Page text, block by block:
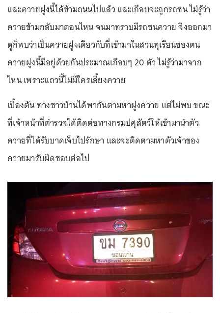
และควายฝูงนี้ได้ข้ามถนนไปแล้ว และเกือบจะถูกรถชน ไม่รู้ว่า
ควายข้ามกลับมาตอนไหน จนมาทราบมีรถชนควาย จึงออกมา
ดูก็พบว่าเป็นควายฝูงเดียวกับที่เข้ามาในสวนทุเรียนของตน
ควายฝูงนี้มีอยู่ด้วยกันประมาณเกือบๆ 20 ตัว ไม่รู้ว่ามาจาก
ไหน เพราะแถวนี้ไม่มีใครเลี้ยงควาย
เบื้องต้น ทางชาวบ้านได้พากันตามหาฝูงควาย แต่ไม่พบ ขณะ
ที่เจ้าหน้าที่ตำรวจได้ติดต่อทางกรมปศุสัตว์ให้เข้ามานำตัว
ควายที่ได้รับบาดเจ็บไปรักษา และจะติดตามหาตัวเจ้าของ
ควายมารับผิดชอบต่อไป